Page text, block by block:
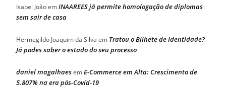
Isabel JoãoemINAAREES já permite homologação de diplomas
sem sair de casa
Hermegildo Joaquim da Silva em Tratou o Bilhete de Identidade?
Já podes saber o estado do seu processo
daniel magalhaesemE-Commerce em Alta: Crescimento de
5.807% na era pós-Covid-19